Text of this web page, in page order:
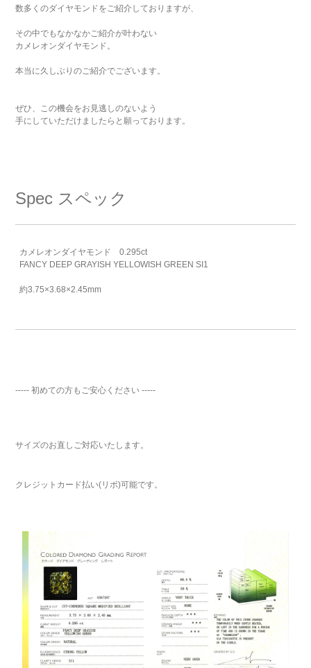
数多くのダイヤモンドをご紹介しておりますが、
その中でもなかなかご紹介が叶わない
カメレオンダイヤモンド。
本当に久しぶりのご紹介でございます。
ぜひ、この機会をお見逃しのないよう
手にしていただけましたらと願っております。
Spec スペック
カメレオンダイヤモンド 0.295ct
FANCY DEEP GRAYISH YELLOWISH GREEN SI1
約3.75×3.68×2.45mm
----- 初めての方もご安心ください -----
サイズのお直しご対応いたします。
クレジットカード払い(リボ)可能です。